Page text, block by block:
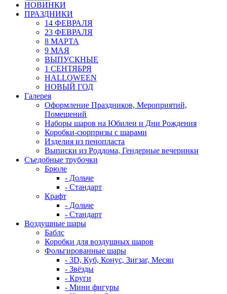
НОВИНКИ
ПРАЗДНИКИ
14 ФЕВРАЛЯ
23 ФЕВРАЛЯ
8 МАРТА
9 МАЯ
ВЫПУСКНЫЕ
1 СЕНТЯБРЯ
HALLOWEEN
НОВЫЙ ГОД
Галерея
Оформление Праздников, Мероприятий,
Помещений
Наборы шаров на Юбилеи и Дни Рождения
Коробки-сюрпризы с шарами
Изделия из пенопласта
Выписки из Роддома, Гендерные вечеринки
Съедобные трубочки
Брюле
- Дольче
- Стандарт
Крафт
- Дольче
- Стандарт
Воздушные шары
Баблс
Коробки для воздушных шаров
Фольгированные шары
- 3D, Куб, Конус, Зигзаг, Месяц
- Звёзды
- Круги
- Мини фигуры